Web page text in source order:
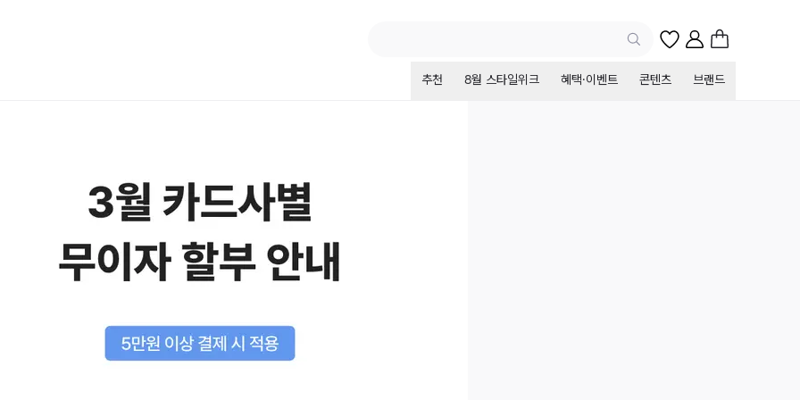
추천 8월 스타일위크 혜택·이벤트 콘텐츠 브랜드